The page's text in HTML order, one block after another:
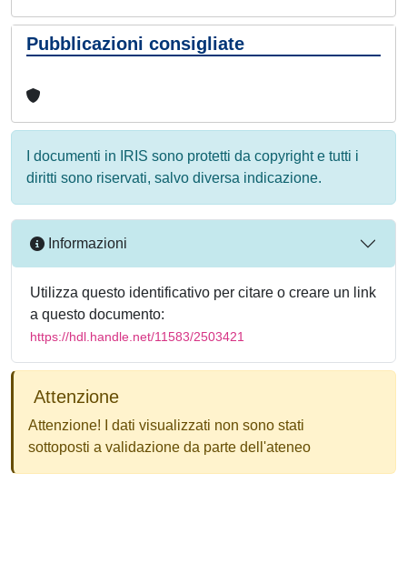
Pubblicazioni consigliate
I documenti in IRIS sono protetti da copyright e tutti i
diritti sono riservati, salvo diversa indicazione.
Informazioni
Utilizza questo identificativo per citare o creare un link
a questo documento:
https://hdl.handle.net/11583/2503421
Attenzione
Attenzione! I dati visualizzati non sono stati
sottoposti a validazione da parte dell'ateneo